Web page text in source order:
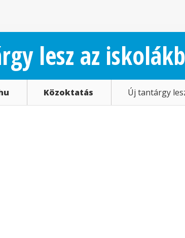
lesz az
Közoktatás Új tantárgy